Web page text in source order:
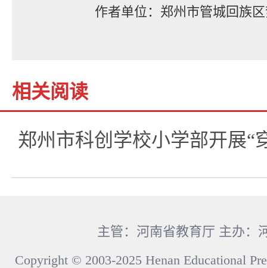
作者单位：郑州市管城回族
相关阅读
郑州市科创学校小学部开展“
主管：河南省教育厅 主办：
Copyright © 2003-2025 Henan Educational